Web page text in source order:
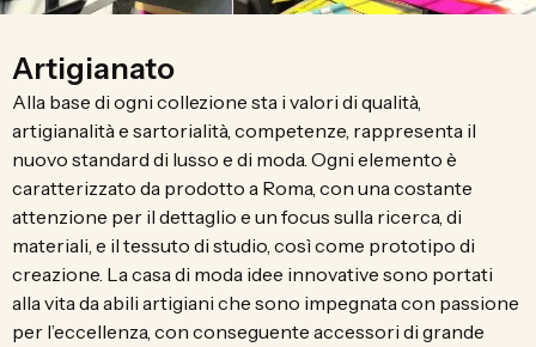
Artigianato
Alla base di ogni collezione sta i valori di qualità,
artigianalità e sartorialità, competenze, rappresenta il
nuovo standard di lusso e di moda. Ogni elemento è
caratterizzato da prodotto a Roma, con una costante
attenzione per il dettaglio e un focus sulla ricerca, di
materiali, e il tessuto di studio, così come prototipo di
creazione. La casa di moda idee innovative sono portati
alla vita da abili artigiani che sono impegnata con passione
per l’eccellenza, con conseguente accessori di grande